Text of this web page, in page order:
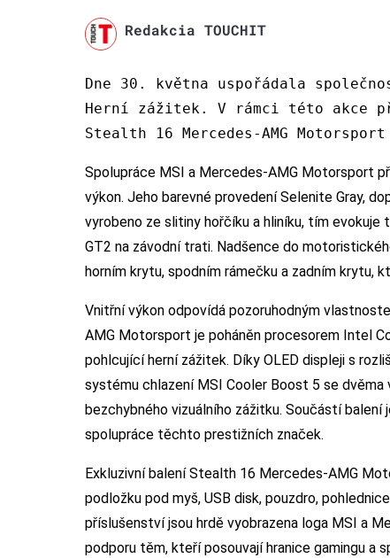
Redakcia TOUCHIT
Dne 30. května uspořádala
Herní zážitek. V rámci této akce
Stealth 16 Mercedes-AMG
Spolupráce MSI a Mercedes-AMG Motorsport
výkon. Jeho barevné provedení Selenite Gray,
vyrobeno ze slitiny hořčíku a hliníku, tím evokuje
GT2 na závodní trati. Nadšence do
horním krytu, spodním rámečku a zadním krytu,
Vnitřní výkon odpovídá pozoruhodným
AMG Motorsport je poháněn procesorem Intel
pohlcující herní zážitek. Díky OLED displeji s
systému chlazení MSI Cooler Boost 5 se
bezchybného vizuálního zážitku. Součástí
spolupráce těchto prestižních značek.
Exkluzivní balení Stealth 16 Mercedes-AMG
podložku pod myš, USB disk, pouzdro,
příslušenství jsou hrdě vyobrazena loga MSI a
podporu těm, kteří posouvají hranice gamingu a